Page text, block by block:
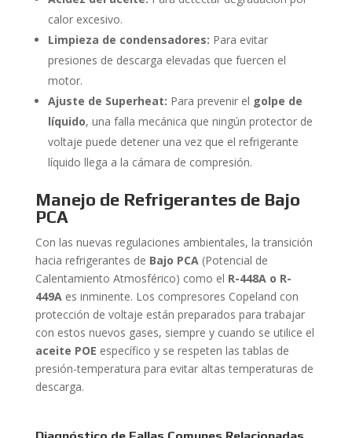
calor excesivo.
Limpieza de condensadores: Para evitar
presiones de descarga elevadas que fuercen el
motor.
Ajuste de Superheat: Para prevenir el golpe de
líquido, una falla mecánica que ningún protector de
voltaje puede detener una vez que el refrigerante
líquido llega a la cámara de compresión.
Manejo de Refrigerantes de Bajo
PCA
Con las nuevas regulaciones ambientales, la transición
hacia refrigerantes de Bajo PCA(Potencial de
Calentamiento Atmosférico) como el R-448A o R-
449Aes inminente. Los compresores Copeland con
protección de voltaje están preparados para trabajar
con estos nuevos gases, siempre y cuando se utilice el
aceite POE específico y se respeten las tablas de
presión-temperatura para evitar altas temperaturas de
descarga.